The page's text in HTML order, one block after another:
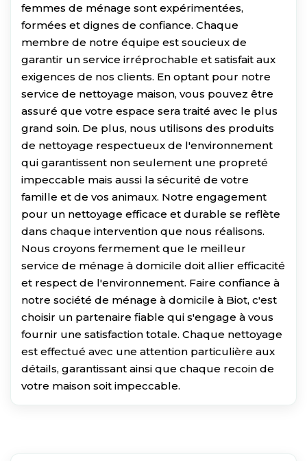
femmes de ménage sont expérimentées,
formées et dignes de confiance. Chaque
membre de notre équipe est soucieux de
garantir un service irréprochable et satisfait aux
exigences de nos clients. En optant pour notre
service de nettoyage maison, vous pouvez être
assuré que votre espace sera traité avec le plus
grand soin. De plus, nous utilisons des produits
de nettoyage respectueux de l'environnement
qui garantissent non seulement une propreté
impeccable mais aussi la sécurité de votre
famille et de vos animaux. Notre engagement
pour un nettoyage efficace et durable se reflète
dans chaque intervention que nous réalisons.
Nous croyons fermement que le meilleur
service de ménage à domicile doit allier efficacité
et respect de l'environnement. Faire confiance à
notre société de ménage à domicile à Biot, c'est
choisir un partenaire fiable qui s'engage à vous
fournir une satisfaction totale. Chaque nettoyage
est effectué avec une attention particulière aux
détails, garantissant ainsi que chaque recoin de
votre maison soit impeccable.